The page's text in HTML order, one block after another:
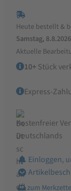
700g
Selen
für
Pferde
Menge
Heute bestellt &
Samstag,
Aktuelle
10+Stück
Express-
Kostenfreier
Deutschlands
Einloggen,